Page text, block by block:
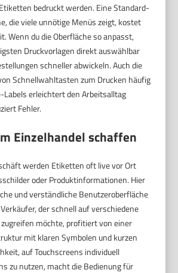
bedruckt werden. Eine Standard-
die viele unnötige Menüs zeigt, kostet
Wenn du die Oberfläche so anpasst,
Druckvorlagen direkt auswählbar
schneller abwickeln. Auch die
Schnellwahltasten zum Drucken häufig
Labels erleichtert den Arbeitsalltag
Fehler.
Einzelhandel schaffen
werden Etiketten oft live vor Ort
oder Produktinformationen. Hier
und verständliche Benutzeroberfläche
der schnell auf verschiedene
möchte, profitiert von einer
mit klaren Symbolen und kurzen
auf Touchscreens individuell
zu nutzen, macht die Bedienung für